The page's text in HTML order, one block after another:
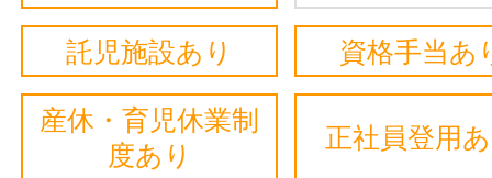
託児施設あり 資格手当あ
産休・育児休業制
度あり
正社員登用